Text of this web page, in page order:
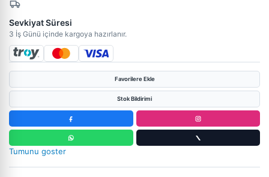
Sevkiyat Süresi
3 İş Günü içinde kargoya hazırlanır.
Favorilere Ekle
Stok Bildirimi
Tumunu goster